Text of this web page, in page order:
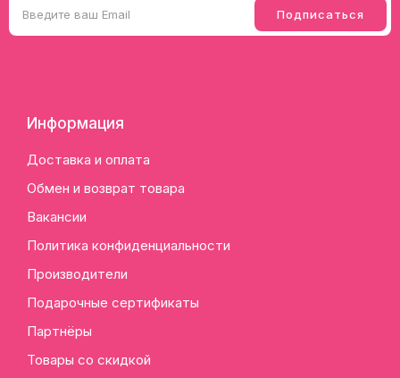
Информация
Доставка и оплата
Обмен и возврат товара
Вакансии
Политика конфиденциальности
Производители
Подарочные сертификаты
Партнёры
Товары со скидкой